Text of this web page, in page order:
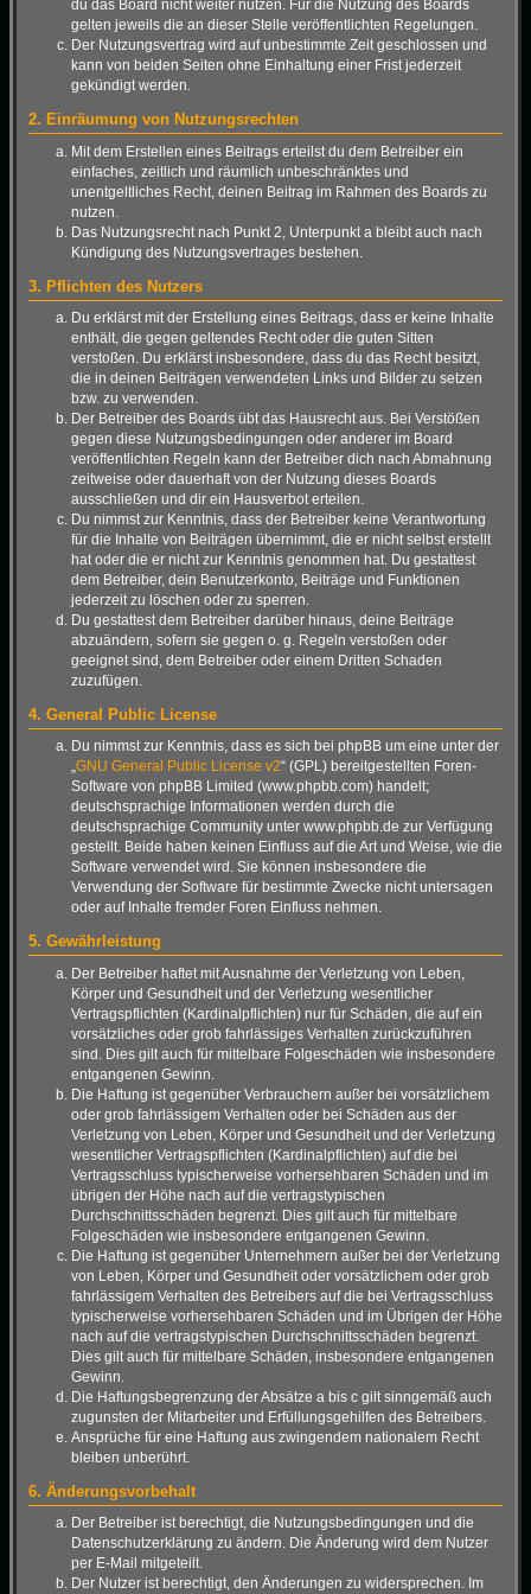
du das Board nicht weiter nutzen. Für die Nutzung des Boards
gelten jeweils die an dieser Stelle veröffentlichten Regelungen.
Der Nutzungsvertrag wird auf unbestimmte Zeit geschlossen und
kann von beiden Seiten ohne Einhaltung einer Frist jederzeit
gekündigt werden.
2. Einräumung von Nutzungsrechten
Mit dem Erstellen eines Beitrags erteilst du dem Betreiber ein
einfaches, zeitlich und räumlich unbeschränktes und
unentgeltliches Recht, deinen Beitrag im Rahmen des Boards zu
nutzen.
Das Nutzungsrecht nach Punkt 2, Unterpunkt a bleibt auch nach
Kündigung des Nutzungsvertrages bestehen.
3. Pflichten des Nutzers
Du erklärst mit der Erstellung eines Beitrags, dass er keine Inhalte
enthält, die gegen geltendes Recht oder die guten Sitten
verstoßen. Du erklärst insbesondere, dass du das Recht besitzt,
die in deinen Beiträgen verwendeten Links und Bilder zu setzen
bzw. zu verwenden.
Der Betreiber des Boards übt das Hausrecht aus. Bei Verstößen
gegen diese Nutzungsbedingungen oder anderer im Board
veröffentlichten Regeln kann der Betreiber dich nach Abmahnung
zeitweise oder dauerhaft von der Nutzung dieses Boards
ausschließen und dir ein Hausverbot erteilen.
Du nimmst zur Kenntnis, dass der Betreiber keine Verantwortung
für die Inhalte von Beiträgen übernimmt, die er nicht selbst erstellt
hat oder die er nicht zur Kenntnis genommen hat. Du gestattest
dem Betreiber, dein Benutzerkonto, Beiträge und Funktionen
jederzeit zu löschen oder zu sperren.
Du gestattest dem Betreiber darüber hinaus, deine Beiträge
abzuändern, sofern sie gegen o. g. Regeln verstoßen oder
geeignet sind, dem Betreiber oder einem Dritten Schaden
zuzufügen.
4. General Public License
Du nimmst zur Kenntnis, dass es sich bei phpBB um eine unter der
„GNU General Public License v2“ (GPL) bereitgestellten Foren-
Software von phpBB Limited (www.phpbb.com) handelt;
deutschsprachige Informationen werden durch die
deutschsprachige Community unter www.phpbb.de zur Verfügung
gestellt. Beide haben keinen Einfluss auf die Art und Weise, wie die
Software verwendet wird. Sie können insbesondere die
Verwendung der Software für bestimmte Zwecke nicht untersagen
oder auf Inhalte fremder Foren Einfluss nehmen.
5. Gewährleistung
Der Betreiber haftet mit Ausnahme der Verletzung von Leben,
Körper und Gesundheit und der Verletzung wesentlicher
Vertragspflichten (Kardinalpflichten) nur für Schäden, die auf ein
vorsätzliches oder grob fahrlässiges Verhalten zurückzuführen
sind. Dies gilt auch für mittelbare Folgeschäden wie insbesondere
entgangenen Gewinn.
Die Haftung ist gegenüber Verbrauchern außer bei vorsätzlichem
oder grob fahrlässigem Verhalten oder bei Schäden aus der
Verletzung von Leben, Körper und Gesundheit und der Verletzung
wesentlicher Vertragspflichten (Kardinalpflichten) auf die bei
Vertragsschluss typischerweise vorhersehbaren Schäden und im
übrigen der Höhe nach auf die vertragstypischen
Durchschnittsschäden begrenzt. Dies gilt auch für mittelbare
Folgeschäden wie insbesondere entgangenen Gewinn.
Die Haftung ist gegenüber Unternehmern außer bei der Verletzung
von Leben, Körper und Gesundheit oder vorsätzlichem oder grob
fahrlässigem Verhalten des Betreibers auf die bei Vertragsschluss
typischerweise vorhersehbaren Schäden und im Übrigen der Höhe
nach auf die vertragstypischen Durchschnittsschäden begrenzt.
Dies gilt auch für mittelbare Schäden, insbesondere entgangenen
Gewinn.
Die Haftungsbegrenzung der Absätze a bis c gilt sinngemäß auch
zugunsten der Mitarbeiter und Erfüllungsgehilfen des Betreibers.
Ansprüche für eine Haftung aus zwingendem nationalem Recht
bleiben unberührt.
6. Änderungsvorbehalt
Der Betreiber ist berechtigt, die Nutzungsbedingungen und die
Datenschutzerklärung zu ändern. Die Änderung wird dem Nutzer
per E-Mail mitgeteilt.
Der Nutzer ist berechtigt, den Änderungen zu widersprechen. Im